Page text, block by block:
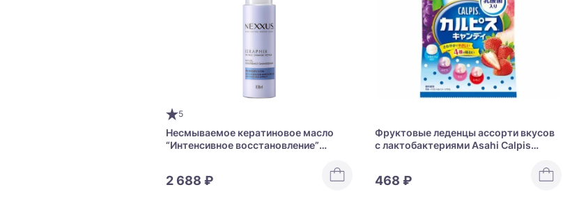
5
Несмываемое кератиновое масло
“Интенсивное восстановление”
2 688 ₽
Фруктовые леденцы ассорти вкусов
с лактобактериями Asahi Calpis
468 ₽